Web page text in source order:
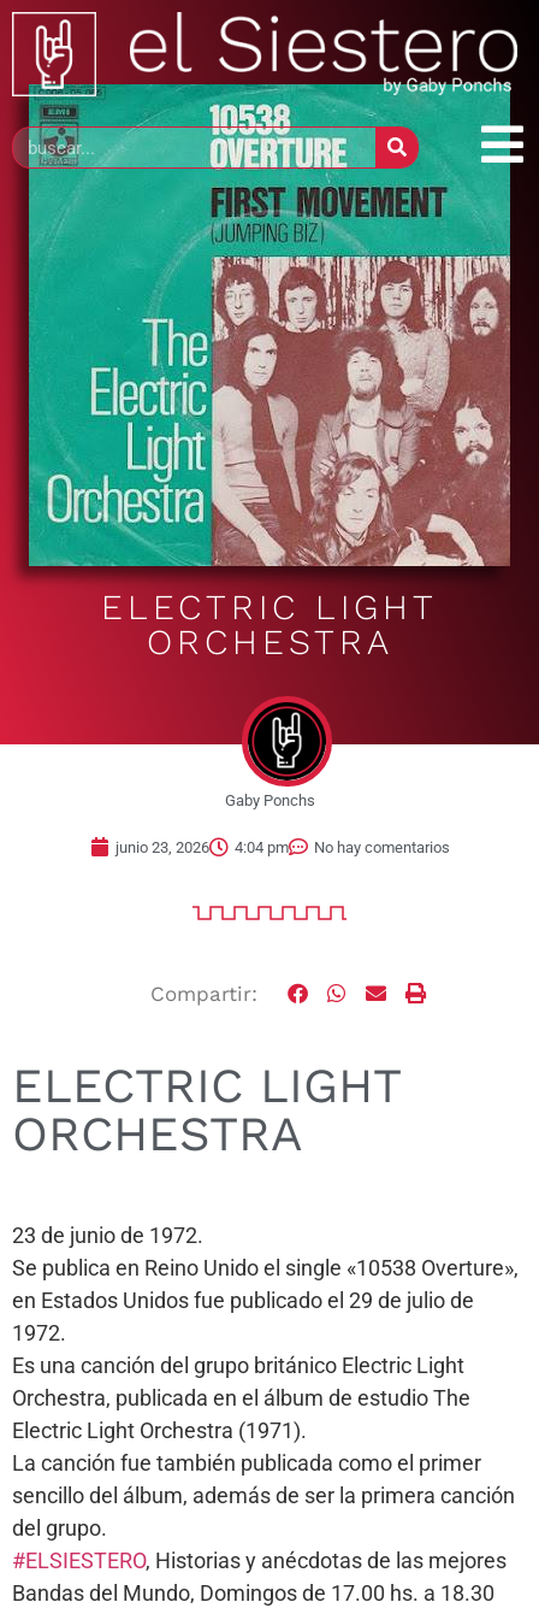
ELECTRIC LIGHT
ORCHESTRA
Gaby Ponchs
junio 23, 2026 4:04 pm No hay comentarios
Compartir:
ELECTRIC LIGHT
ORCHESTRA
23 de junio de 1972.
Se publica en Reino Unido el single «10538 Overture»,
en Estados Unidos fue publicado el 29 de julio de
1972.
Es una canción del grupo británico Electric Light
Orchestra, publicada en el álbum de estudio The
Electric Light Orchestra (1971).
La canción fue también publicada como el primer
sencillo del álbum, además de ser la primera canción
del grupo.
#ELSIESTERO, Historias y anécdotas de las mejores
Bandas del Mundo, Domingos de 17.00 hs. a 18.30